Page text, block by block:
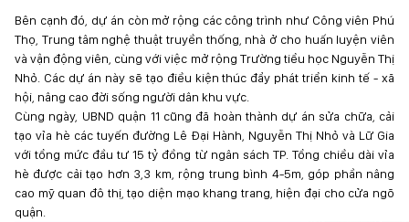
Bên cạnh đó, dự án còn mở rộng các công trình như Công viên Phú
Thọ, Trung tâm nghệ thuật truyền thống, nhà ở cho huấn luyện viên
và vận động viên, cùng với việc mở rộng Trường tiểu học Nguyễn Thị
Nhỏ. Các dự án này sẽ tạo điều kiện thúc đẩy phát triển kinh tế - xã
hội, nâng cao đời sống người dân khu vực.
Cùng ngày, UBND quận 11 cũng đã hoàn thành dự án sửa chữa, cải
tạo vỉa hè các tuyến đường Lê Đại Hành, Nguyễn Thị Nhỏ và Lữ Gia
với tổng mức đầu tư 15 tỷ đồng từ ngân sách TP. Tổng chiều dài vỉa
hè được cải tạo hơn 3,3 km, rộng trung bình 4-5m, góp phần nâng
cao mỹ quan đô thị, tạo diện mạo khang trang, hiện đại cho cửa ngõ
quận.